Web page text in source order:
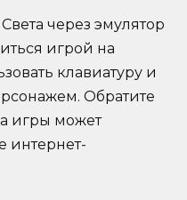
через эмулятор
игрой на
клавиатуру и
Обратите
игры может
интернет-